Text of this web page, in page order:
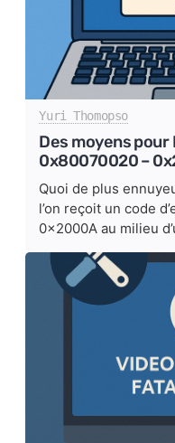
Yuri Thomopso
Des moyens pour
0x80070020 –
Quoi de plus
l’on reçoit un code
0x2000A au milieu